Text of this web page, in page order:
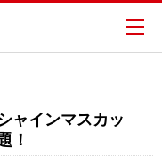
ャインマスカッ
！